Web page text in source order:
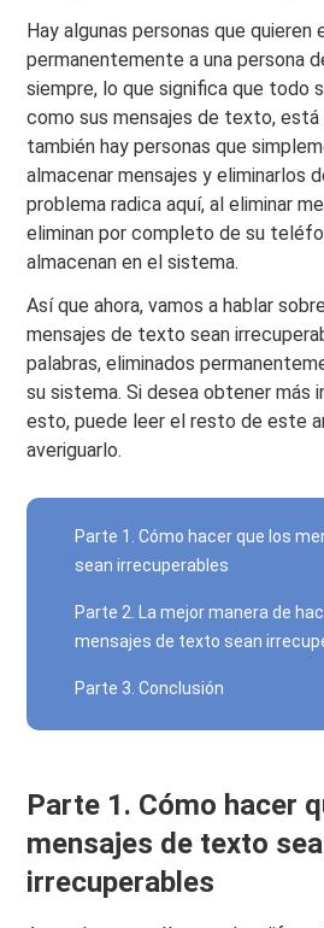
Hay algunas personas que quieren
permanentemente a una persona
siempre, lo que significa que todo
como sus mensajes de texto, está
también hay personas que
almacenar mensajes y eliminarlos
problema radica aquí, al eliminar
eliminan por completo de su
almacenan en el sistema.
Así que ahora, vamos a hablar
mensajes de texto sean
palabras, eliminados
su sistema. Si desea obtener más
esto, puede leer el resto de este
averiguarlo.
Parte 1. Cómo hacer que los
sean irrecuperables
Parte 2. La mejor manera de
mensajes de texto sean
Parte 3. Conclusión
Parte 1. Cómo hacer
mensajes de texto
irrecuperables